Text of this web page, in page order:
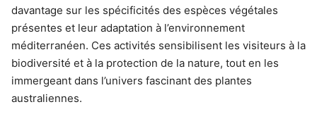
davantage sur les spécificités des espèces végétales
présentes et leur adaptation à l’environnement
méditerranéen. Ces activités sensibilisent les visiteurs à la
biodiversité et à la protection de la nature, tout en les
immergeant dans l’univers fascinant des plantes
australiennes.